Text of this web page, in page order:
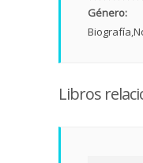
Género:
Biografía
Libros